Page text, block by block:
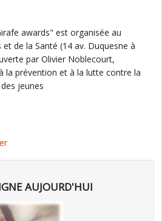
awards" est organisée au
de la Santé (14 av. Duquesne à
par Olivier Noblecourt,
la prévention et à la lutte contre la
jeunes
AUJOURD'HUI